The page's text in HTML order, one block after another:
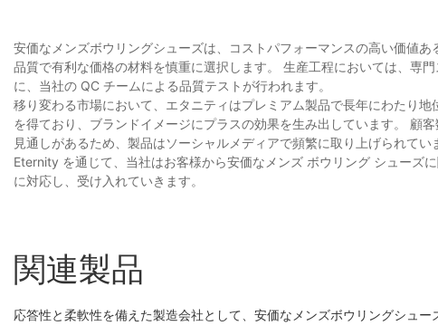
安価なメンズボウリングシューズは、コストパフォーマンスの高い価値
品質で有利な価格の材料を慎重に選択します。 生産工程においては、専
に、当社の QC チームによる品質テストが行​​われます。
移り変わる市場において、エタニティはプレミアム製品で長年にわたり
を得ており、ブランドイメージにプラスの効果を生み出しています。 顧
見通しがあるため、製品はソーシャルメディアで頻繁に取り上げられてい
Eternity を通じて、当社はお客様から安価なメンズ ボウリング シューズ
に対応し、受け入れていきます。
関連製品
応答性と柔軟性を備えた製造会社として、安価なメンズボウリングシュー